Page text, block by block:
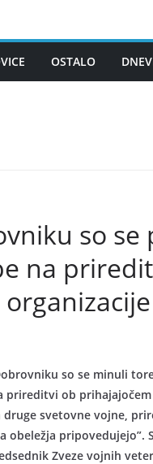
OSTALO
so
na
so se minuli
prireditvi ob
svetovne vojne,
obeležja
Zveze vojnih